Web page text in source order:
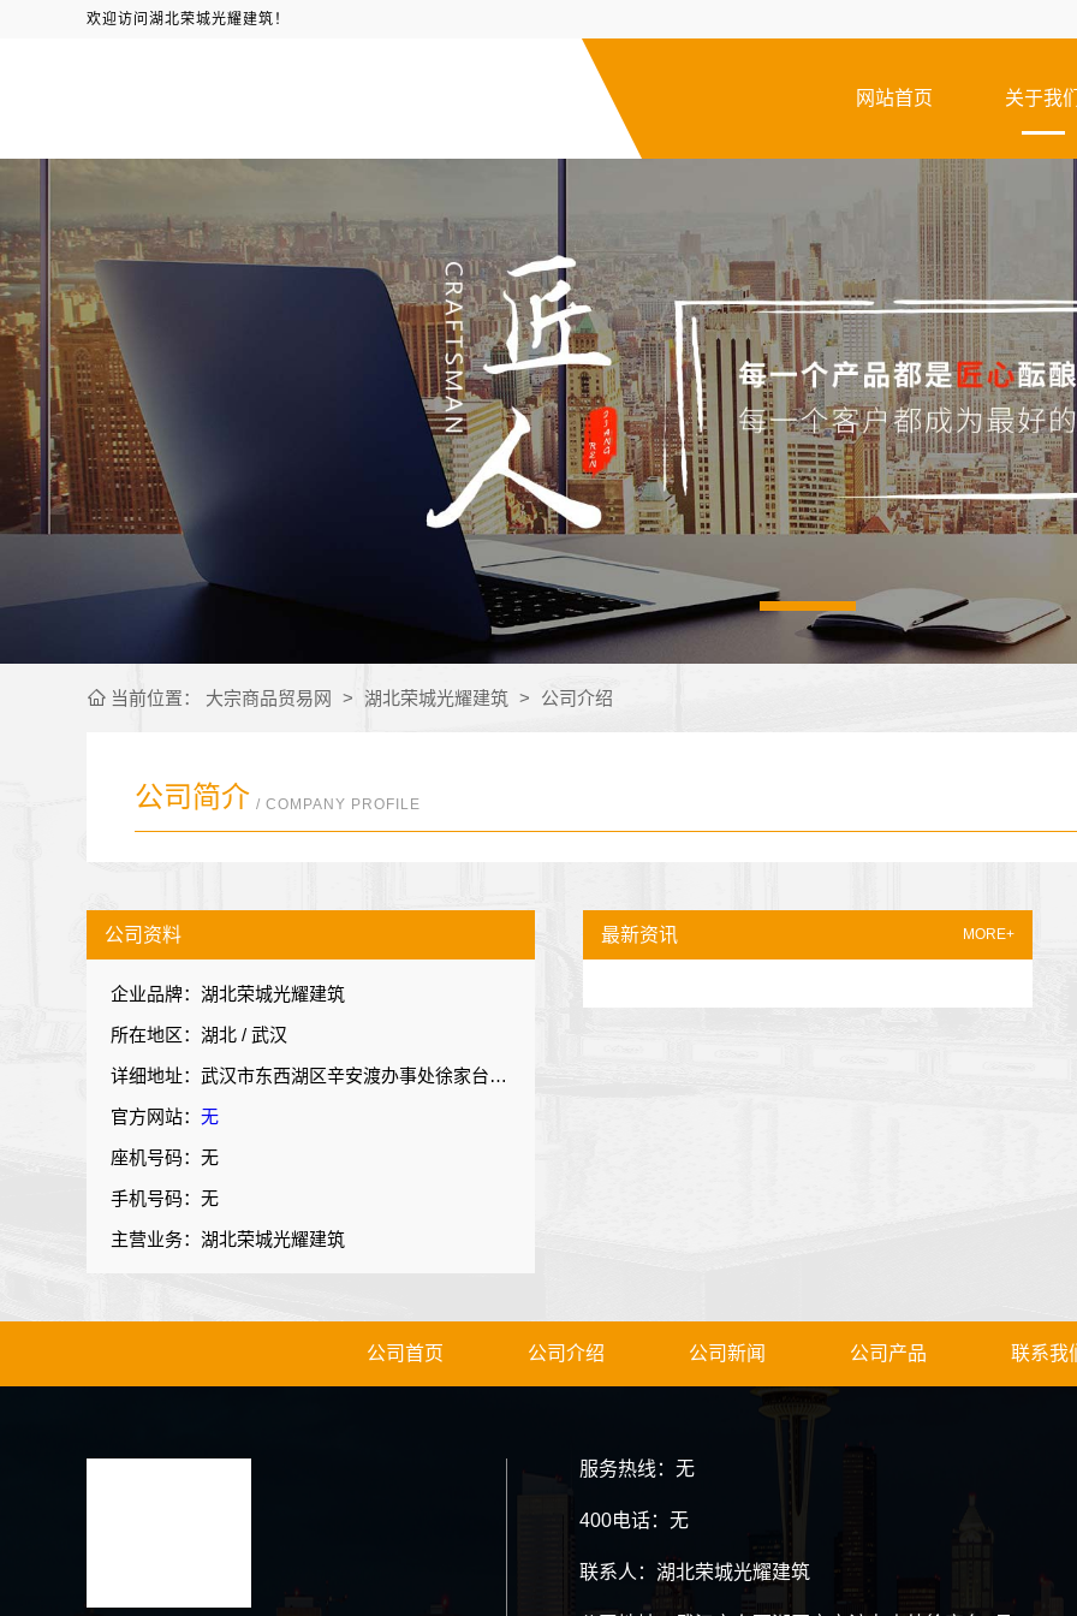
欢迎访问湖北荣城光耀建筑！
网站首页 关于我
当前位置： 大宗商品贸易网 > 湖北荣城光耀建筑 > 公司介绍
公司简介 / COMPANY PROFILE
公司资料
企业品牌：湖北荣城光耀建筑
所在地区：湖北 / 武汉
详细地址：武汉市东西湖区辛安渡办事处徐家台7号
官方网站： 无
座机号码：无
手机号码：无
主营业务：湖北荣城光耀建筑
最新资讯 MORE+
公司首页 公司介绍 公司新闻 公司产品 联系我
服务热线：无
400电话：无
联系人：湖北荣城光耀建筑